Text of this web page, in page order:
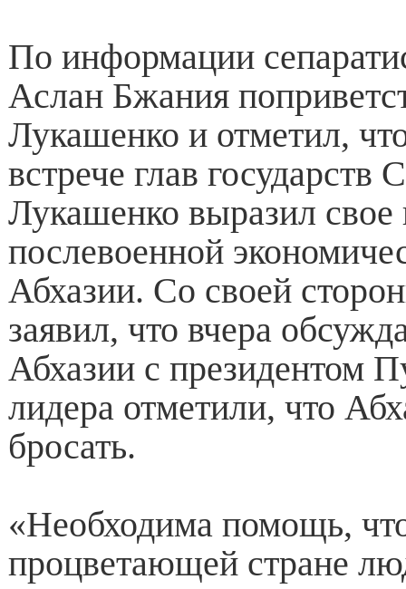
По информации
Аслан Бжания
Лукашенко и отметил,
встрече глав
Лукашенко выразил свое
послевоенной
Абхазии. Со своей
заявил, что вчера
Абхазии с президентом
лидера отметили, что
бросать.
«Необходима помощь,
процветающей стране